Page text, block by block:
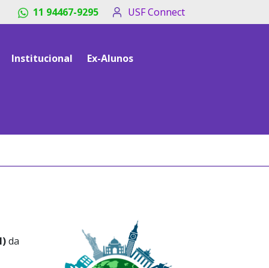
11 94467-9295 USF Connect
Institucional Ex-Alunos
da